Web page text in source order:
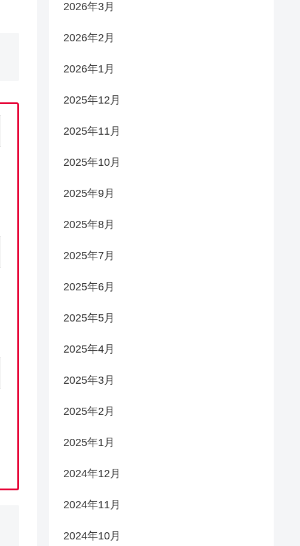
2026年3月
2026年2月
2026年1月
2025年12月
2025年11月
2025年10月
2025年9月
2025年8月
2025年7月
2025年6月
2025年5月
2025年4月
2025年3月
2025年2月
2025年1月
2024年12月
2024年11月
2024年10月